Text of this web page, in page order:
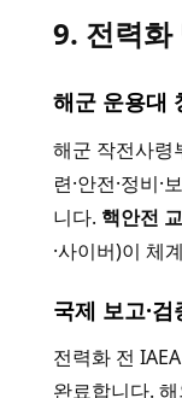
9. 전력화
해군 운용대
해군 작전사령
련·안전·정비
니다. 핵안전
·사이버)이 체
국제 보고·검
전력화 전
완료합니다.